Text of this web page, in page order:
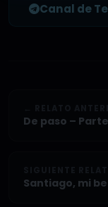
Canal de
De paso –
Santiago, mi